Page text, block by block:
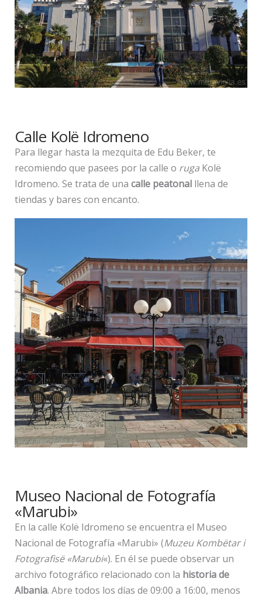
Calle Kolë Idromeno
Para llegar hasta la mezquita de Edu Beker, te
recomiendo que pasees por la calle o ruga Kolë
Idromeno. Se trata de una calle peatonalllena de
tiendas y bares con encanto.
Museo Nacional de Fotografía
«Marubi»
En la calle Kolë Idromeno se encuentra el Museo
Nacional de Fotografía «Marubi» (Muzeu Kombëtar i
Fotografisë «Marubi«). En él se puede observar un
archivo fotográfico relacionado con la historia de
Albania. Abre todos los días de 09:00 a 16:00, menos